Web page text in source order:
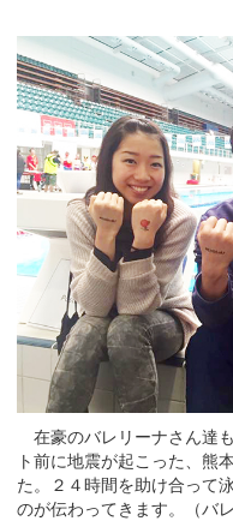
在豪のバレリーナさん達
ト前に地震が起こった、熊
た。２４時間を助け合って
のが伝わってきます。（バ